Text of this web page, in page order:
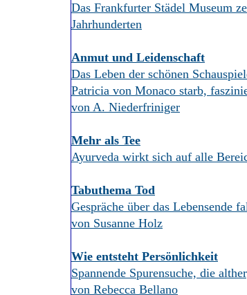
Das Frankfurter Städel Museum
Jahrhunderten
Anmut und Leidenschaft
Das Leben der schönen
Patricia von Monaco starb,
von A. Niederfriniger
Mehr als Tee
Ayurveda wirkt sich auf alle
Tabuthema Tod
Gespräche über das Lebensende
von Susanne Holz
Wie entsteht Persönlichkeit
Spannende Spurensuche, die
von Rebecca Bellano